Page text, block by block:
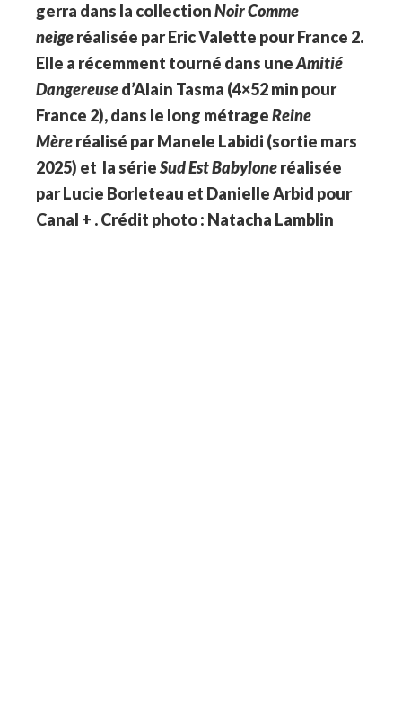
gerra dans la collectionNoir Comme
neigeréalisée par Eric Valette pour France 2.
Elle a récemment tourné dans uneAmitié
Dangereused’Alain Tasma (4×52 min pour
France 2), dans le long métrageReine
Mèreréalisé par Manele Labidi (sortie mars
2025) et la sérieSud Est Babyloneréalisée
par Lucie Borleteau et Danielle Arbid pour
Canal + . Crédit photo : Natacha Lamblin